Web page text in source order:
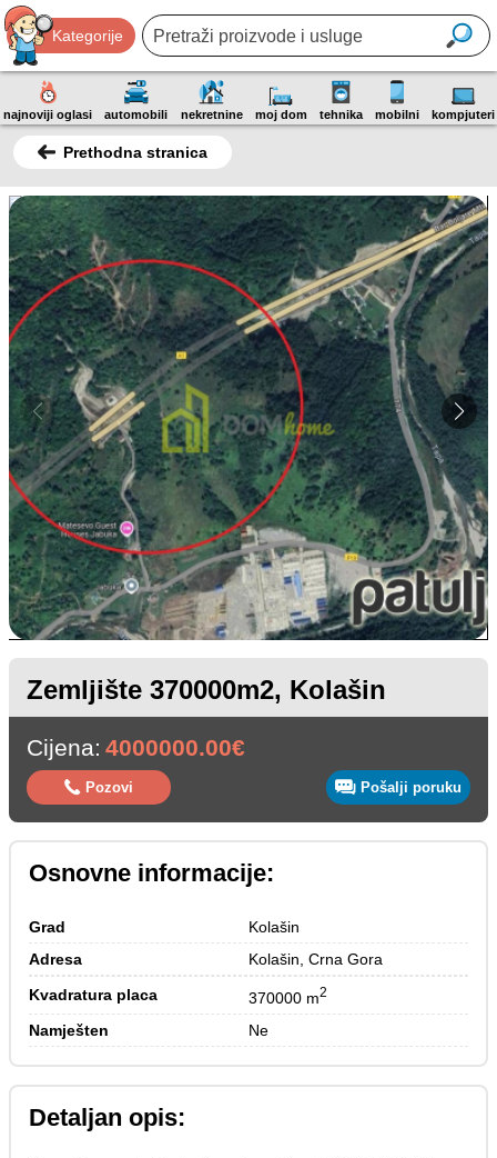
Kategorije
najnoviji oglasi automobili nekretnine moj dom tehnika mobilni kompjuteri
Prethodna stranica
Zemljište 370000m2, Kolašin
Cijena: 4000000.00€
Pozovi Pošalji poruku
Osnovne informacije:
Grad
Kolašin
Adresa
Kolašin, Crna Gora
Kvadratura placa 370000 m2
Namješten Ne
Detaljan opis: